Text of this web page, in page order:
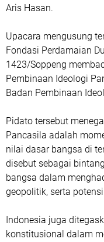
Aris Hasan.
Upacara mengusung
Fondasi Perdamaian
1423/Soppeng
Pembinaan Ideologi
Badan Pembinaan
Pidato tersebut
Pancasila adalah
nilai dasar bangsa di
disebut sebagai
bangsa dalam
geopolitik, serta
Indonesia juga
konstitusional dalam